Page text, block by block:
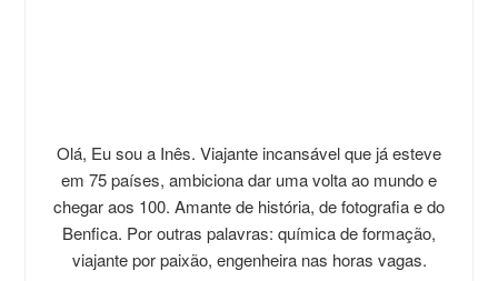
Olá, Eu sou a Inês. Viajante incansável que já esteve
em 75 países, ambiciona dar uma volta ao mundo e
chegar aos 100. Amante de história, de fotografia e do
Benfica. Por outras palavras: química de formação,
viajante por paixão, engenheira nas horas vagas.